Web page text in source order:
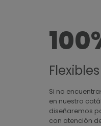
Flexibles
Si no
en nuestro
diseñaremos
con atención